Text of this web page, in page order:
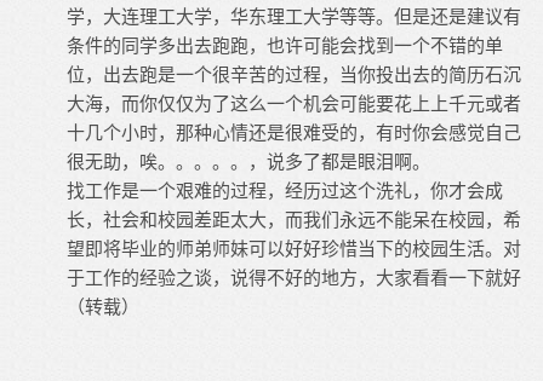
学，大连理工大学，华东理工大学等等。但是还是建议有
条件的同学多出去跑跑，也许可能会找到一个不错的单
位，出去跑是一个很辛苦的过程，当你投出去的简历石沉
大海，而你仅仅为了这么一个机会可能要花上上千元或者
十几个小时，那种心情还是很难受的，有时你会感觉自己
很无助，唉。。。。。，说多了都是眼泪啊。
找工作是一个艰难的过程，经历过这个洗礼，你才会成
长，社会和校园差距太大，而我们永远不能呆在校园，希
望即将毕业的师弟师妹可以好好珍惜当下的校园生活。对
于工作的经验之谈，说得不好的地方，大家看看一下就好
（转载）